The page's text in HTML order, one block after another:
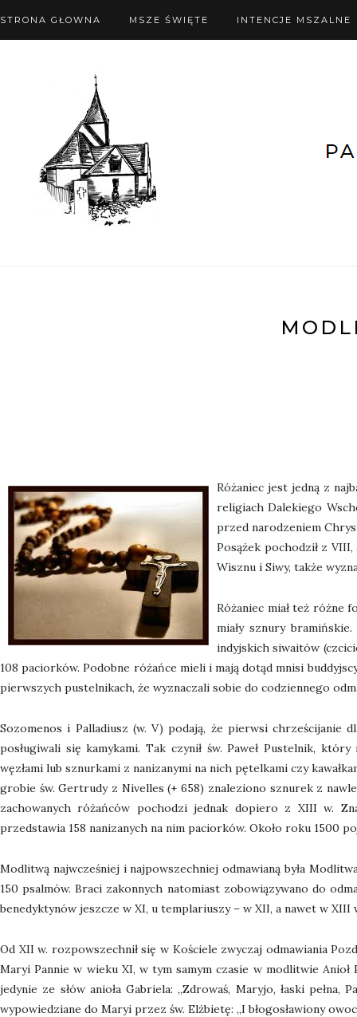
STRONA GŁOWNA MSZE ŚWIĘTE INTENCJE MSZALNE
Różaniec jest jedną z
religiach Dalekiego
przed narodzeniem
Posążek pochodził z
Wisznu i Siwy, także
Różaniec miał też różne
miały sznury
indyjskich siwaitów
108 paciorków. Podobne różańce mieli i mają dotąd mnisi
pierwszych pustelnikach, że wyznaczali sobie do codziennego
Sozomenos i Palladiusz (w. V) podają, że pierwsi chrześcijanie
posługiwali się kamykami. Tak czynił św. Paweł Pustelnik,
węzłami lub sznurkami z nanizanymi na nich pętelkami czy
grobie św. Gertrudy z Nivelles (+ 658) znaleziono sznurek z
zachowanych różańców pochodzi jednak dopiero z XIII w.
przedstawia 158 nanizanych na nim paciorków. Około roku 1500
Modlitwą najwcześniej i najpowszechniej odmawianą była
150 psalmów. Braci zakonnych natomiast zobowiązywano do
benedyktynów jeszcze w XI, u templariuszy – w XII, a nawet w XIII
Od XII w. rozpowszechnił się w Kościele zwyczaj odmawiania
Maryi Pannie w wieku XI, w tym samym czasie w modlitwie
jedynie ze słów anioła Gabriela: „Zdrowaś, Maryjo, łaski pełna,
wypowiedziane do Maryi przez św. Elżbietę: „I błogosławiony